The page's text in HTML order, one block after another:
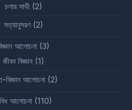
চলার সাথী(2)
সত্যানুসরণ(2)
আলোচনা(3)
জীবন বিজ্ঞান(1)
আলোচনা(2)
আলোচনা(110)